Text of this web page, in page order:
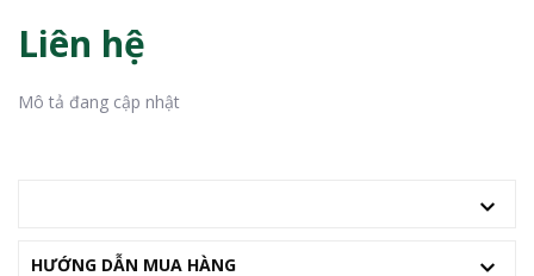
Liên hệ
Mô tả đang cập nhật
HƯỚNG DẪN MUA HÀNG